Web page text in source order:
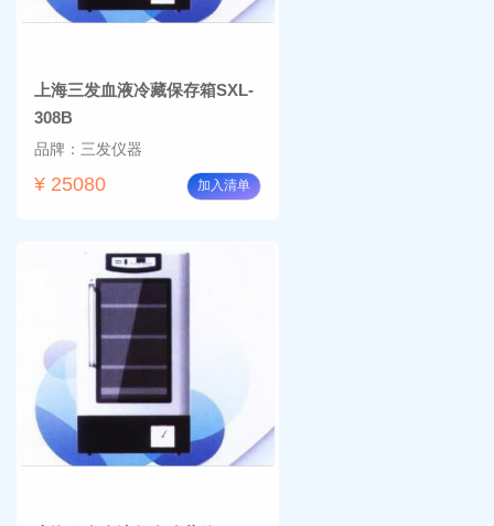
上海三发血液冷藏保存箱SXL-
308B
品牌：三发仪器
¥ 25080 加入清单